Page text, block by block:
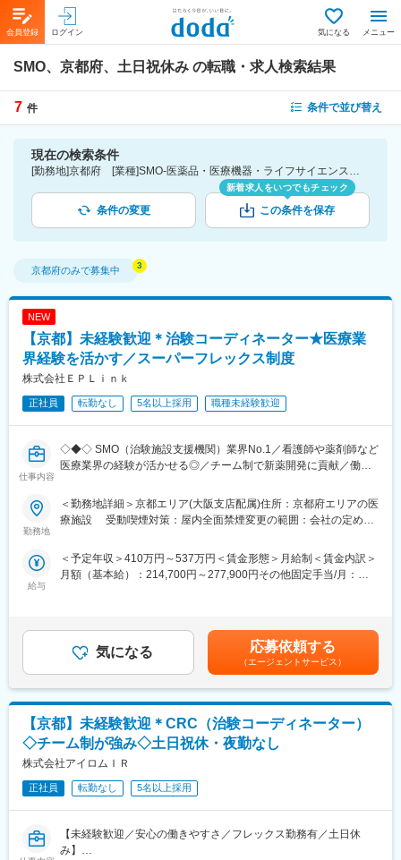
会員登録 ログイン 気になる メニュー
SMO、京都府、土日祝休み の転職・求人検索結果
7 件 条件で並び替え
現在の検索条件
[勤務地]京都府 [業種]SMO-医薬品・医療機器・ライフサイエンス・医療系サービス [詳細条件](休日・働き方)土日祝休み
条件の変更
新着求人をいつでもチェック
この条件を保存
京都府のみで募集中
NEW
【京都】未経験歓迎＊治験コーディネーター★医療業
界経験を活かす／スーパーフレックス制度
株式会社ＥＰＬｉｎｋ
正社員 転勤なし 5名以上採用 職種未経験歓迎
仕事内容
◇◆◇ SMO（治験施設支援機関）業界No.1／看護師や薬剤師など
医療業界の経験が活かせる◎／チーム制で新薬開発に貢献／働き
【CRC=治験コーディネーターとは？】
いただく患者様の相談相手となり、じっくり向き合う仕事です。
また、薬の効果を患者様の近くで見ることができ、喜びの声を直
接聞けることもあります。患者様や医療機関から「ありがとう」
と感謝の言葉をいただけたときの喜びは、ひとしおです。
【一日の流れ※一例】
■朝：担当の医療機関に出勤
■午前：
・治験の進捗状況の確認や患者様対応の予定などを、院内の治験
事務局に共有
・来院された患者様の診察や検査に同席し、治験が手順通りに行
・患者様の報告書作成
・治験の参加候補となる患者様をカルテから探す
勤務地
＜勤務地詳細＞京都エリア(大阪支店配属)住所：京都府エリアの医
療施設 受動喫煙対策：屋内全面禁煙変更の範囲：会社の定める
給与
＜予定年収＞410万円～537万円＜賃金形態＞月給制＜賃金内訳＞
月額（基本給）：214,700円～277,900円その他固定手当/月：
CRC手当・休日連絡対応手当■賞与：年2回（6月、12月）／昇
給：年1回（10月）※業績に応じ、決算賞与（秋季賞与）支給の場
合あり（10月）■時間外・休日出勤手当等の割増賃金は別途支給
賃金はあくまでも目安の金額であり、選考を通じて上下する可能
性があります。月給(月額)は固定手当を含めた表記です。
気になる 応募依頼する
（エージェントサービス）
【京都】未経験歓迎＊CRC（治験コーディネーター）
◇チーム制が強み◇土日祝休・夜勤なし
株式会社アイロムＩＲ
正社員 転勤なし 5名以上採用
【未経験歓迎／安心の働きやすさ／フレックス勤務有／土日休
み】